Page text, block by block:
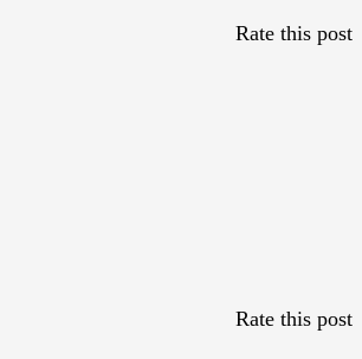
Rate this post
Rate this post